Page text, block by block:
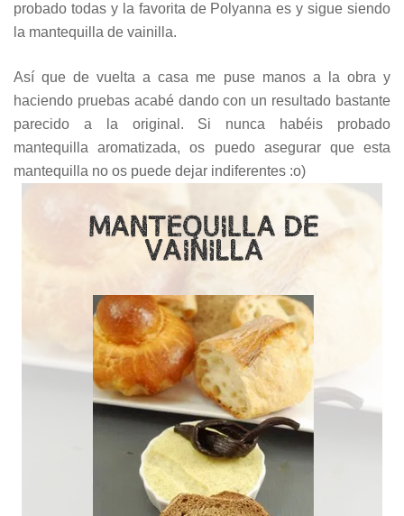
probado todas y la favorita de Polyanna es y sigue siendo
la mantequilla de vainilla.
Así que de vuelta a casa me puse manos a la obra y
haciendo pruebas acabé dando con un resultado bastante
parecido a la original. Si nunca habéis probado
mantequilla aromatizada, os puedo asegurar que esta
mantequilla no os puede dejar indiferentes :o)